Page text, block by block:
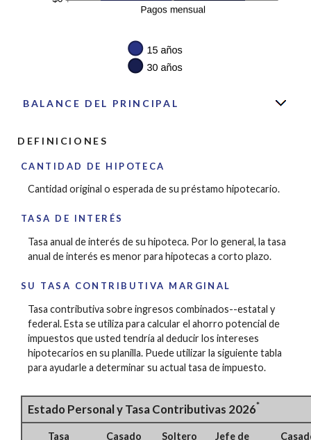
BALANCE DEL PRINCIPAL
DEFINICIONES
CANTIDAD DE HIPOTECA
Cantidad original o esperada de su préstamo hipotecario.
TASA DE INTERÉS
Tasa anual de interés de su hipoteca. Por lo general, la tasa
anual de interés es menor para hipotecas a corto plazo.
SU TASA CONTRIBUTIVA MARGINAL
Tasa contributiva sobre ingresos combinados--estatal y
federal. Esta se utiliza para calcular el ahorro potencial de
impuestos que usted tendría al deducir los intereses
hipotecarios en su planilla. Puede utilizar la siguiente tabla
para ayudarle a determinar su actual tasa de impuesto.
Estado Personal y Tasa Contributivas 2026*
Tasa
Casado
Soltero
Jefe de